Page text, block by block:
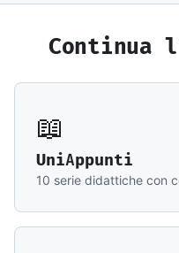
Continua
📖
UniAppunti
10 serie didattiche con